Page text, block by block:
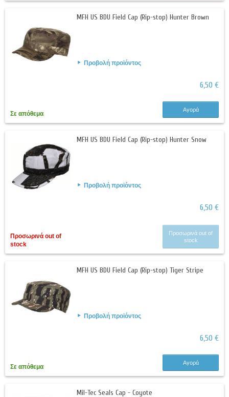
MFH US BDU Field Cap (Rip-stop) Hunter Brown
Προβολή προϊόντος
6,50 €
Σε απόθεμα
Αγορά
MFH US BDU Field Cap (Rip-stop) Hunter Snow
Προβολή προϊόντος
6,50 €
Προσωρινά out of
stock
Προσωρινά out of
stock
MFH US BDU Field Cap (Rip-stop) Tiger Stripe
Προβολή προϊόντος
6,50 €
Σε απόθεμα
Αγορά
Mil-Tec Seals Cap - Coyote